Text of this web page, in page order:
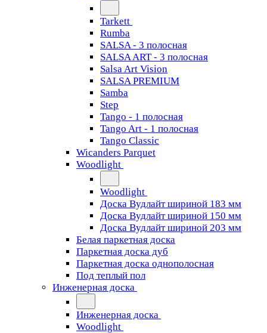
Tarkett
Rumba
SALSA - 3 полосная
SALSA ART - 3 полосная
Salsa Art Vision
SALSA PREMIUM
Samba
Step
Tango - 1 полосная
Tango Art - 1 полосная
Tango Classiс
Wicanders Parquet
Woodlight
Woodlight
Доска Вудлайт шириной 183 мм
Доска Вудлайт шириной 150 мм
Доска Вудлайт шириной 203 мм
Белая паркетная доска
Паркетная доска дуб
Паркетная доска однополосная
Под теплый пол
Инженерная доска
Инженерная доска
Woodlight